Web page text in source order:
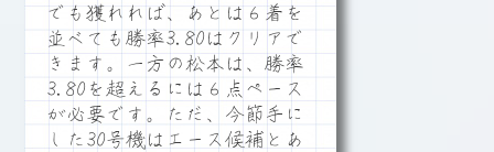
でも獲れれば、あとは６着を
並べても勝率3.80はクリアで
きます。一方の松本は、勝率
3.80を超えるには６点ペース
が必要です。ただ、今節手に
した30号機はエース候補とあ